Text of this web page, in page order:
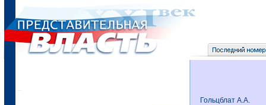
Гольцблат А.А.